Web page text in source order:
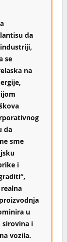
da
se
na
da
sme
i
u
i
vozila.